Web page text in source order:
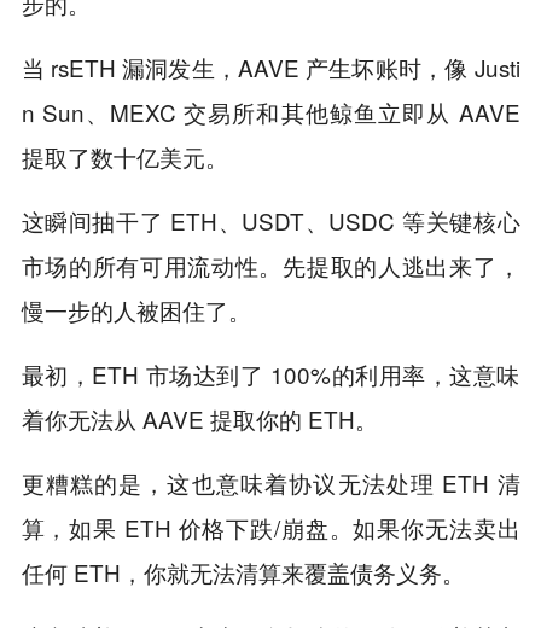
当 rsETH 漏洞发生，AAVE 产生坏账时，像 Justi
n Sun、MEXC 交易所和其他鲸鱼立即从 AAVE
提取了数十亿美元。
这瞬间抽干了 ETH、USDT、USDC 等关键核心
市场的所有可用流动性。先提取的人逃出来了，
慢一步的人被困住了。
最初，ETH 市场达到了 100%的利用率，这意味
着你无法从 AAVE 提取你的 ETH。
更糟糕的是，这也意味着协议无法处理 ETH 清
算，如果 ETH 价格下跌/崩盘。如果你无法卖出
任何 ETH，你就无法清算来覆盖债务义务。